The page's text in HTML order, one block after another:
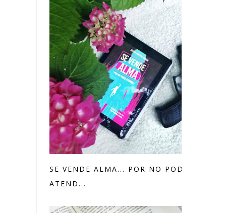
SE VENDE ALMA... POR NO PODER
ATEND...